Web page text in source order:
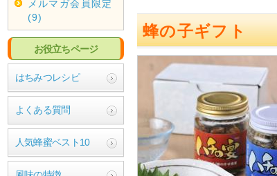
メルマガ会員限定
(9)
お役立ちページ
はちみつレシピ
よくある質問
人気蜂蜜ベスト10
蜂の子ギフト